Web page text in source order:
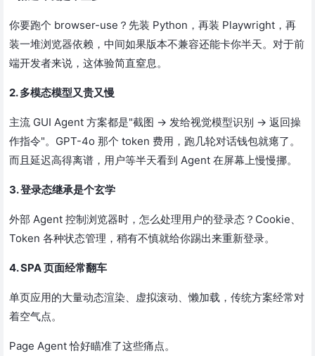
你要跑个 browser-use？先装 Python，再装 Playwright，再
装一堆浏览器依赖，中间如果版本不兼容还能卡你半天。对于前
端开发者来说，这体验简直窒息。
2. 多模态模型又贵又慢
主流 GUI Agent 方案都是"截图 → 发给视觉模型识别 → 返回操
作指令"。GPT-4o 那个 token 费用，跑几轮对话钱包就瘪了。
而且延迟高得离谱，用户等半天看到 Agent 在屏幕上慢慢挪。
3. 登录态继承是个玄学
外部 Agent 控制浏览器时，怎么处理用户的登录态？Cookie、
Token 各种状态管理，稍有不慎就给你踢出来重新登录。
4. SPA 页面经常翻车
单页应用的大量动态渲染、虚拟滚动、懒加载，传统方案经常对
着空气点。
Page Agent 恰好瞄准了这些痛点。